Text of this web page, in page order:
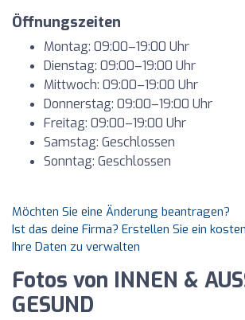
Öffnungszeiten
Montag: 09:00–19:00 Uhr
Dienstag: 09:00–19:00 Uhr
Mittwoch: 09:00–19:00 Uhr
Donnerstag: 09:00–19:00 Uhr
Freitag: 09:00–19:00 Uhr
Samstag: Geschlossen
Sonntag: Geschlossen
Möchten Sie eine Änderung beantragen?
Ist das deine Firma? Erstellen Sie ein
Ihre Daten zu verwalten
Fotos von INNEN &
GESUND